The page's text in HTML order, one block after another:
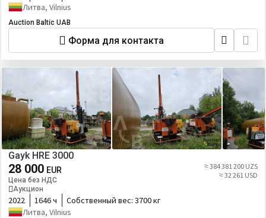
Литва, Vilnius
Auction Baltic UAB
Форма для контакта
Gayk HRE 3000
28 000 EUR
Цена без НДС
Аукцион
≈ 384 381 200 UZS
≈ 32 261 USD
2022 1646 ч Собственный вес: 3700 кг
Литва, Vilnius